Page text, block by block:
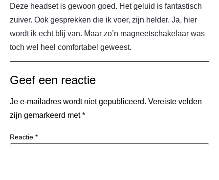
Deze headset is gewoon goed. Het geluid is fantastisch
zuiver. Ook gesprekken die ik voer, zijn helder. Ja, hier
wordt ik echt blij van. Maar zo’n magneetschakelaar was
toch wel heel comfortabel geweest.
Geef een reactie
Je e-mailadres wordt niet gepubliceerd. Vereiste velden
zijn gemarkeerd met*
Reactie *